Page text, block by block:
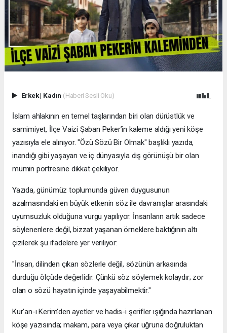
Erkek| Kadın (Haberi Sesli Oku)
İslam ahlakının en temel taşlarından biri olan dürüstlük ve
samimiyet, İlçe Vaizi Şaban Peker’in kaleme aldığı yeni köşe
yazısıyla ele alınıyor. "Özü Sözü Bir Olmak" başlıklı yazıda,
inandığı gibi yaşayan ve iç dünyasıyla dış görünüşü bir olan
mümin portresine dikkat çekiliyor.
​Yazıda, günümüz toplumunda güven duygusunun
azalmasındaki en büyük etkenin söz ile davranışlar arasındaki
uyumsuzluk olduğuna vurgu yapılıyor. İnsanların artık sadece
söylenenlere değil, bizzat yaşanan örneklere baktığının altı
çizilerek şu ifadelere yer veriliyor:
​"İnsan, dilinden çıkan sözlerle değil, sözünün arkasında
durduğu ölçüde değerlidir. Çünkü söz söylemek kolaydır; zor
olan o sözü hayatın içinde yaşayabilmektir."
​Kur'an-ı Kerim'den ayetler ve hadis-i şerifler ışığında hazırlanan
köşe yazısında; makam, para veya çıkar uğruna doğruluktan